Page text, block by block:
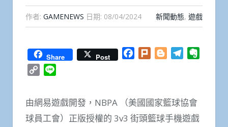
作者: GAMENEWS 日期: 08/04/2024 新聞動態, 遊戲
Share Post Facebook
Plurk BloggerTelegram
Copy
由網易遊戲開發，NBPA （美國國家籃球協會
球員工會）正版授權的 3v3 街頭籃球手機遊戲